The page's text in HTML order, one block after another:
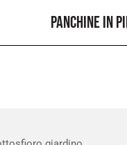
PANCHINE IN